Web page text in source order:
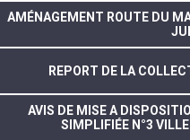
AMÉNAGEMENT ROUTE DU
REPORT DE LA
AVIS DE MISE A
SIMPLIFIÉE N°3